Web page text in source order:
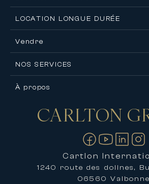
LOCATION LONGUE DURÉE
Vendre
NOS SERVICES
À propos
Nous contacter
CARLTON
Cartlon
1240 route des dolines,
06560 Valbonne